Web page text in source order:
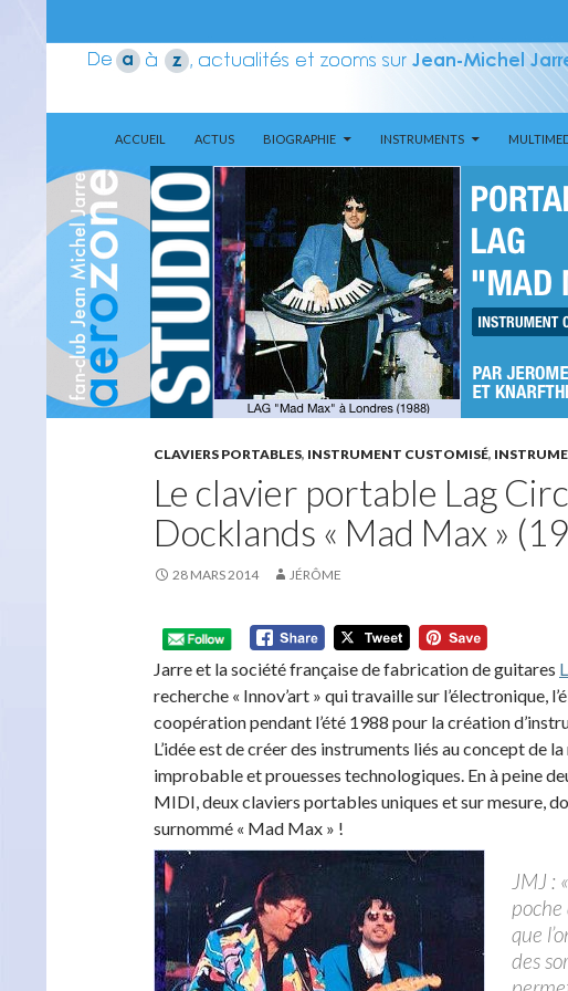
Aerozone JMJ
ACCUEIL
ACTUS BIOGRAPHIE INSTRUMENTS
CLAVIERS PORTABLES, INSTRUMENT CUSTOMISÉ,
Le clavier portable Lag
Docklands « Mad Max »
28 MARS 2014 JÉRÔME
Jarre et la société française de fabrication de guitares
recherche « Innov’art » qui travaille sur l’électronique,
coopération pendant l’été 1988 pour la création
L’idée est de créer des instruments liés au concept de
improbable et prouesses technologiques. En à peine
MIDI, deux claviers portables uniques et sur mesure,
surnommé « Mad Max » !
JMJ :
que
des